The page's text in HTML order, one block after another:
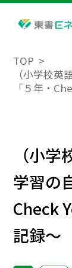
TOP
（小学校
「５年・
（小
学習の
Check
記録～